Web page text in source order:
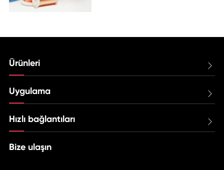
Ürünleri 
Uygulama 
Hızlı bağlantıları 
Bize ulaşın